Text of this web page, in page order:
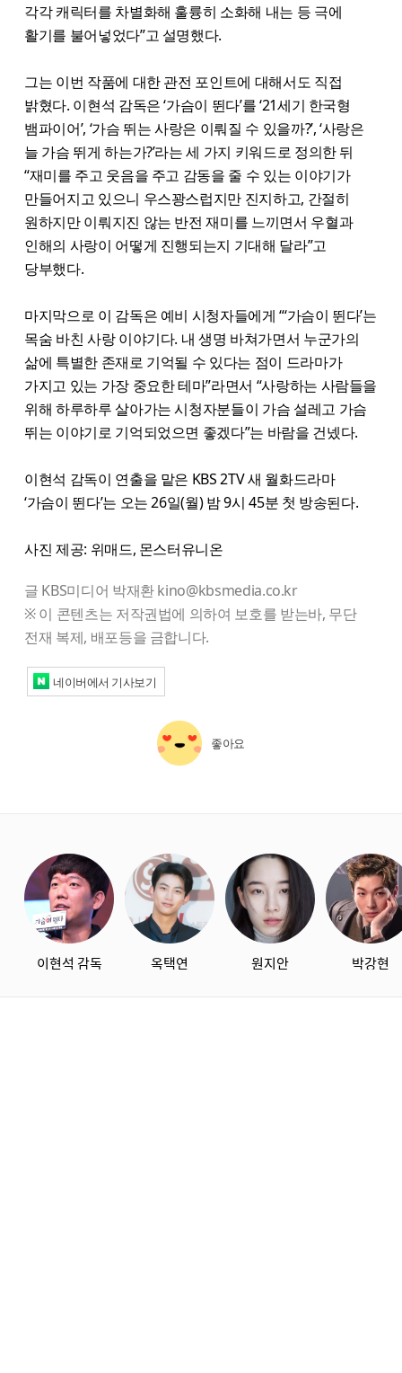
각각 캐릭터를 차별화해 훌륭히 소화해 내는 등 극에
활기를 불어넣었다”고 설명했다.
그는 이번 작품에 대한 관전 포인트에 대해서도 직접
밝혔다. 이현석 감독은 ‘가슴이 뛴다’를 ‘21세기 한국형
뱀파이어’, ‘가슴 뛰는 사랑은 이뤄질 수 있을까?’, ‘사랑은
늘 가슴 뛰게 하는가?’라는 세 가지 키워드로 정의한 뒤
“재미를 주고 웃음을 주고 감동을 줄 수 있는 이야기가
만들어지고 있으니 우스꽝스럽지만 진지하고, 간절히
원하지만 이뤄지진 않는 반전 재미를 느끼면서 우혈과
인해의 사랑이 어떻게 진행되는지 기대해 달라”고
당부했다.
마지막으로 이 감독은 예비 시청자들에게 “‘가슴이 뛴다’는
목숨 바친 사랑 이야기다. 내 생명 바쳐가면서 누군가의
삶에 특별한 존재로 기억될 수 있다는 점이 드라마가
가지고 있는 가장 중요한 테마”라면서 “사랑하는 사람들을
위해 하루하루 살아가는 시청자분들이 가슴 설레고 가슴
뛰는 이야기로 기억되었으면 좋겠다”는 바람을 건넸다.
이현석 감독이 연출을 맡은 KBS 2TV 새 월화드라마
‘가슴이 뛴다’는 오는 26일(월) 밤 9시 45분 첫 방송된다.
사진 제공: 위매드, 몬스터유니온
글 KBS미디어 박재환 kino@kbsmedia.co.kr
※ 이 콘텐츠는 저작권법에 의하여 보호를 받는바, 무단
전재 복제, 배포등을 금합니다.
네이버에서 기사보기
좋아요
이현석 감독 옥택연 원지안 박강현